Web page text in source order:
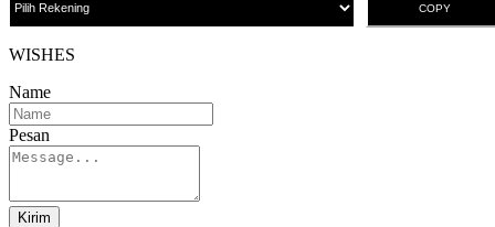
COPY
WISHES
Name
Pesan
Kirim